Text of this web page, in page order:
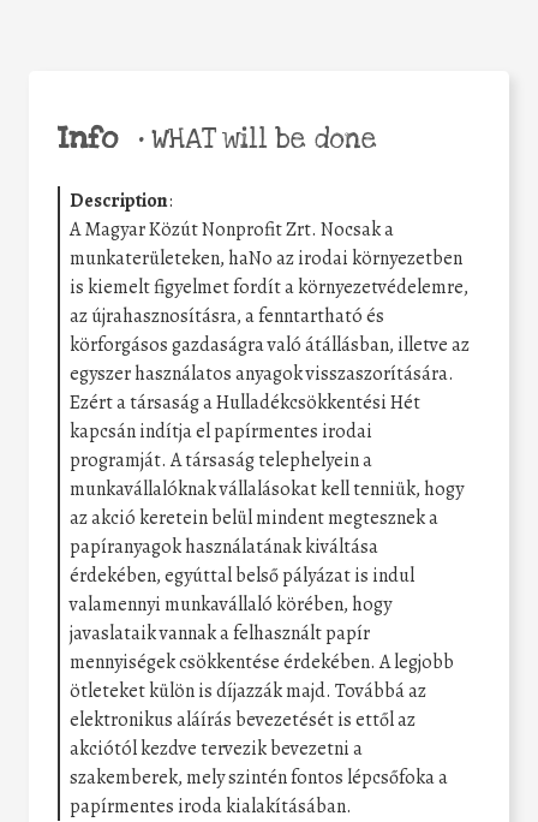
Info •WHAT will be done
Description:
A Magyar Közút Nonprofit Zrt. Nocsak a
munkaterületeken, haNo az irodai környezetben
is kiemelt figyelmet fordít a környezetvédelemre,
az újrahasznosításra, a fenntartható és
körforgásos gazdaságra való átállásban, illetve az
egyszer használatos anyagok visszaszorítására.
Ezért a társaság a Hulladékcsökkentési Hét
kapcsán indítja el papírmentes irodai
programját. A társaság telephelyein a
munkavállalóknak vállalásokat kell tenniük, hogy
az akció keretein belül mindent megtesznek a
papíranyagok használatának kiváltása
érdekében, egyúttal belső pályázat is indul
valamennyi munkavállaló körében, hogy
javaslataik vannak a felhasznált papír
mennyiségek csökkentése érdekében. A legjobb
ötleteket külön is díjazzák majd. Továbbá az
elektronikus aláírás bevezetését is ettől az
akciótól kezdve tervezik bevezetni a
szakemberek, mely szintén fontos lépcsőfoka a
papírmentes iroda kialakításában.